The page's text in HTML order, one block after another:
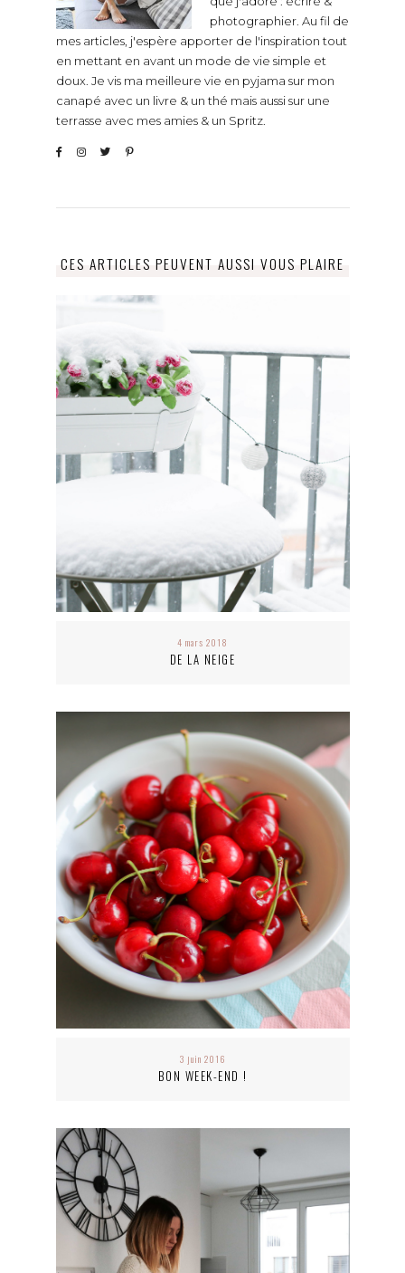
photographier. Au fil de
mes articles, j'espère apporter de l'inspiration tout
en mettant en avant un mode de vie simple et
doux. Je vis ma meilleure vie en pyjama sur mon
canapé avec un livre & un thé mais aussi sur une
terrasse avec mes amies & un Spritz.
CES ARTICLES PEUVENT AUSSI VOUS PLAIRE
4 mars 2018
DE LA NEIGE
3 juin 2016
BON WEEK-END !